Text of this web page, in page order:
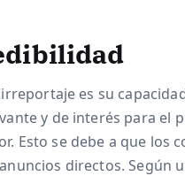
es su
y de interés para el
Esto se debe a que los
directos. Según